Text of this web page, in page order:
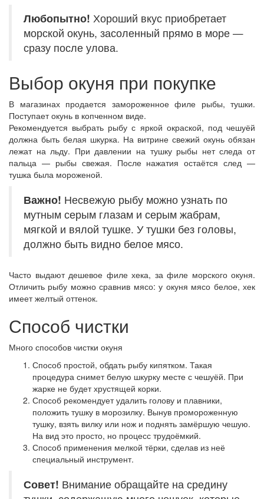
Любопытно! Хороший вкус приобретает
морской окунь, засоленный прямо в море —
сразу после улова.
Выбор окуня при покупке
В магазинах продается замороженное филе рыбы, тушки.
Поступает окунь в копченном виде.
Рекомендуется выбрать рыбу с яркой окраской, под чешуёй
должна быть белая шкурка. На витрине свежий окунь обязан
лежат на льду. При давлении на тушку рыбы нет следа от
пальца — рыбы свежая. После нажатия остаётся след —
тушка была мороженой.
Важно! Несвежую рыбу можно узнать по
мутным серым глазам и серым жабрам,
мягкой и вялой тушке. У тушки без головы,
должно быть видно белое мясо.
Часто выдают дешевое филе хека, за филе морского окуня.
Отличить рыбу можно сравнив мясо: у окуня мясо белое, хек
имеет желтый оттенок.
Способ чистки
Много способов чистки окуня
Способ простой, обдать рыбу кипятком. Такая
процедура снимет белую шкурку месте с чешуёй. При
жарке не будет хрустящей корки.
Способ рекомендует удалить голову и плавники,
положить тушку в морозилку. Вынув промороженную
тушку, взять вилку или нож и поднять замёршую чешую.
На вид это просто, но процесс трудоёмкий.
Способ применения мелкой тёрки, сделав из неё
специальный инструмент.
Совет! Внимание обращайте на средину